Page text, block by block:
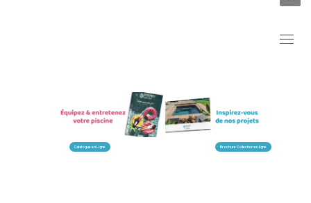
Brochure Collection en ligne
Catalogue en Ligne